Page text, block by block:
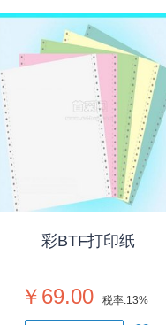
彩BTF打印纸
￥69.00 税率:13%